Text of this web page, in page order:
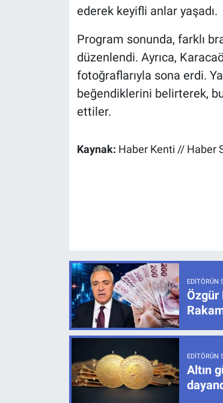
ederek keyifli anlar yaşadı.
Program sonunda, farklı
düzenlendi. Ayrıca,
fotoğraflarıyla sona erdi.
beğendiklerini belirterek,
ettiler.
Kaynak: Haber Kenti // Haber
EDITÖRÜN
Özgür
EDITÖRÜN
Altın